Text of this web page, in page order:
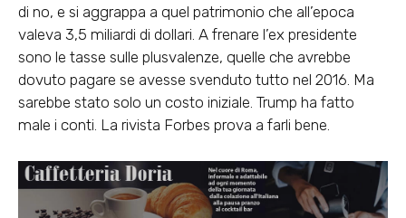
di no, e si aggrappa a quel patrimonio che all’epoca
valeva 3,5 miliardi di dollari. A frenare l’ex presidente
sono le tasse sulle plusvalenze, quelle che avrebbe
dovuto pagare se avesse svenduto tutto nel 2016. Ma
sarebbe stato solo un costo iniziale. Trump ha fatto
male i conti. La rivista Forbes prova a farli bene.